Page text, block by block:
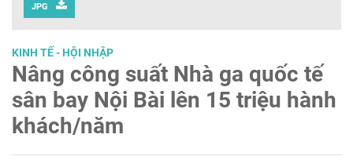
JPG
KINH TẾ - HỘI NHẬP
Nâng công suất Nhà ga quốc tế
sân bay Nội Bài lên ­­15 triệu hành
khách/năm